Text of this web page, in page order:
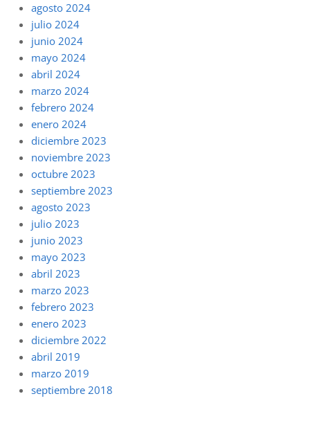
agosto 2024
julio 2024
junio 2024
mayo 2024
abril 2024
marzo 2024
febrero 2024
enero 2024
diciembre 2023
noviembre 2023
octubre 2023
septiembre 2023
agosto 2023
julio 2023
junio 2023
mayo 2023
abril 2023
marzo 2023
febrero 2023
enero 2023
diciembre 2022
abril 2019
marzo 2019
septiembre 2018